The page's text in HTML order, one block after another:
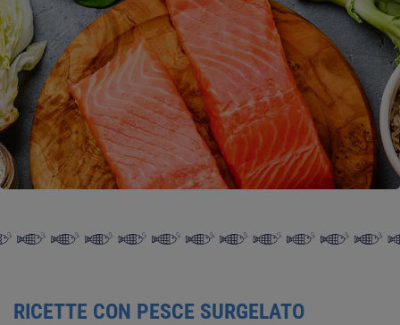
RICETTE CON PESCE SURGELATO